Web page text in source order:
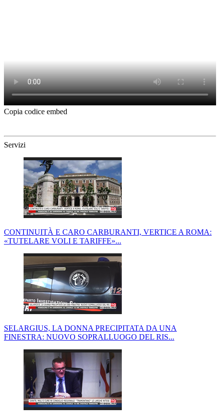
Copia codice embed
Servizi
CONTINUITÀ E CARO CARBURANTI, VERTICE A ROMA:
«TUTELARE VOLI E TARIFFE»...
SELARGIUS, LA DONNA PRECIPITATA DA UNA
FINESTRA: NUOVO SOPRALLUOGO DEL RIS...